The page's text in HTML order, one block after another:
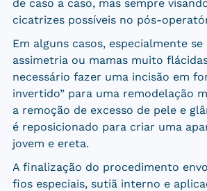
de caso a caso, mas sempre
cicatrizes possíveis no pós-
Em alguns casos, especialmente se
assimetria ou mamas muito
necessário fazer uma incisão em
invertido” para uma remodelação
a remoção de excesso de pele e
é reposicionado para criar uma
jovem e ereta.
A finalização do procedimento
fios especiais, sutiã interno e